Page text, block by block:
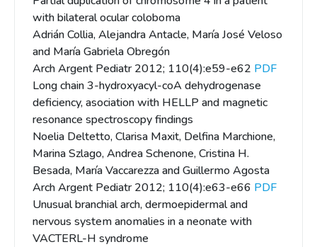
with bilateral ocular coloboma
Adrián Collia, Alejandra Antacle, María José Veloso
and María Gabriela Obregón
Arch Argent Pediatr 2012; 110(4):e59-e62 PDF
Long chain 3-hydroxyacyl-coA dehydrogenase
deficiency, asociation with HELLP and magnetic
resonance spectroscopy findings
Noelia Deltetto, Clarisa Maxit, Delfina Marchione,
Marina Szlago, Andrea Schenone, Cristina H.
Besada, María Vaccarezza and Guillermo Agosta
Arch Argent Pediatr 2012; 110(4):e63-e66 PDF
Unusual branchial arch, dermoepidermal and
nervous system anomalies in a neonate with
VACTERL-H syndrome